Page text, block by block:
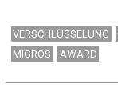
VERSCHLÜSSELUNG
MIGROS
AWARD